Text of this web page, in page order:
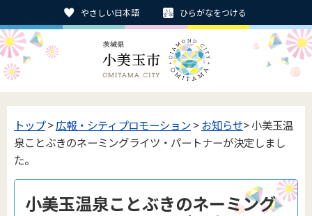
やさしい日本語 ひらがなをつける
トップ>広報・シティプロモーション>お知らせ> 小美玉温
泉ことぶきのネーミングライツ・パートナーが決定しまし
た。
小美玉温泉ことぶきのネーミング